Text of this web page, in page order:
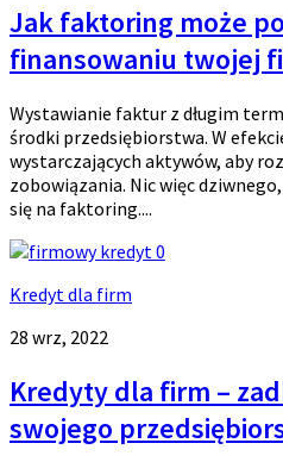
Jak faktoring może
finansowaniu twojej
Wystawianie faktur z długim
środki przedsiębiorstwa. W
wystarczających aktywów, aby
zobowiązania. Nic więc
się na faktoring....
0
Kredyt dla firm
28 wrz, 2022
Kredyty dla firm –
swojego